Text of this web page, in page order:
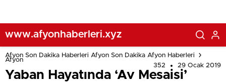
www.afyonhaberleri.xyz
Afyon Son Dakika Haberleri Afyon Son Dakika Afyon Haberleri
Afyon
352
29 Ocak 2019
Yaban Hayatında ‘Av Mesaisi’